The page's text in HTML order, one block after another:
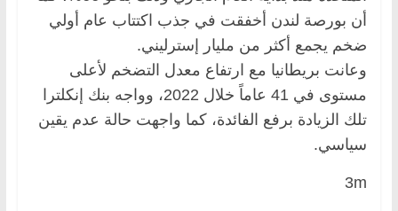
أن بورصة لندن أخفقت في جذب اكتتاب عام أولي
ضخم يجمع أكثر من مليار إسترليني.
وعانت بريطانيا مع ارتفاع معدل التضخم لأعلى
مستوى في 41 عاماً خلال 2022، وواجه بنك إنكلترا
تلك الزيادة برفع الفائدة، كما واجهت حالة عدم يقين
سياسي.
3m